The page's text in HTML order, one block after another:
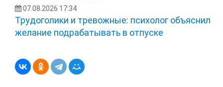
07.08.2026 17:34
Трудоголики и тревожные: психолог объяснил
желание подрабатывать в отпуске